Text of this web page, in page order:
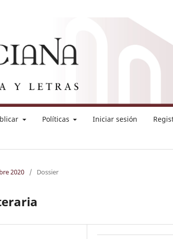
Políticas Iniciar sesión
2020 / Dossier